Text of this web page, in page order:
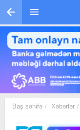
Skip to main content
Baş səhifə Xəbərlər